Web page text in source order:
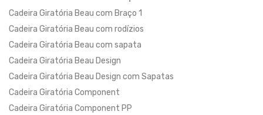
Cadeira Giratória Beau com Braço 1
Cadeira Giratória Beau com rodízios
Cadeira Giratória Beau com sapata
Cadeira Giratória Beau Design
Cadeira Giratória Beau Design com Sapatas
Cadeira Giratória Component
Cadeira Giratória Component PP